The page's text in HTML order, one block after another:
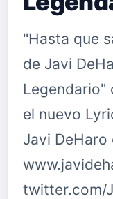
"Hasta que
de Javi
Legendario"
el nuevo
Javi DeHaro
twitter.com/